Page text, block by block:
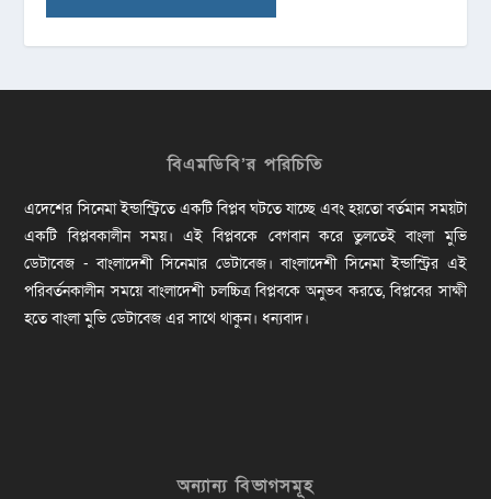
বিএমডিবি’র পরিচিতি
এদেশের সিনেমা ইন্ডাস্ট্রিতে একটি বিপ্লব ঘটতে যাচ্ছে এবং হয়তো বর্তমান সময়টা
একটি বিপ্লবকালীন সময়। এই বিপ্লবকে বেগবান করে তুলতেই বাংলা মুভি
ডেটাবেজ - বাংলাদেশী সিনেমার ডেটাবেজ। বাংলাদেশী সিনেমা ইন্ডাস্ট্রির এই
পরিবর্তনকালীন সময়ে বাংলাদেশী চলচ্চিত্র বিপ্লবকে অনুভব করতে, বিপ্লবের সাক্ষী
হতে বাংলা মুভি ডেটাবেজ এর সাথে থাকুন। ধন্যবাদ।
অন্যান্য বিভাগসমূহ